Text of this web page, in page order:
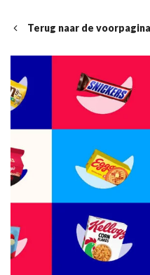
Terug naar de voorpagina